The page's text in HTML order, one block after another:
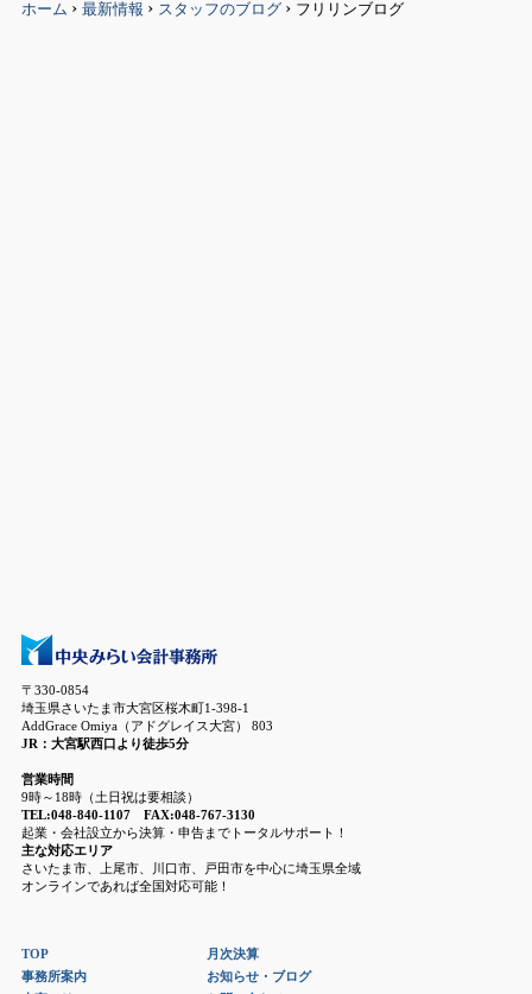
ホーム › 最新情報 › スタッフのブログ › フリリンブログ
〒330-0854
埼玉県さいたま市大宮区桜木町1-398-1
AddGrace Omiya（アドグレイス大宮） 803
JR：大宮駅西口より徒歩5分
営業時間
9時～18時（土日祝は要相談）
TEL:048-840-1107 FAX:048-767-3130
起業・会社設立から決算・申告までトータルサポート！
主な対応エリア
さいたま市、上尾市、川口市、戸田市を中心に埼玉県全域
オンラインであれば全国対応可能！
TOP
事務所案内
月次決算
お知らせ・ブログ